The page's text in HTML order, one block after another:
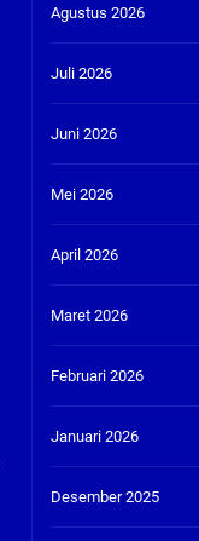
Agustus 2026
Juli 2026
Juni 2026
Mei 2026
April 2026
Maret 2026
Februari 2026
Januari 2026
Desember 2025